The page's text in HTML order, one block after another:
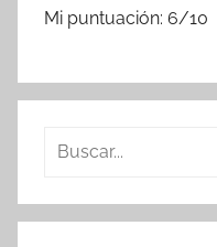
Mi puntuación: 6/10
s